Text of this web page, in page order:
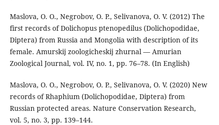
Maslova, O. O., Negrobov, O. P., Selivanova, O. V. (2012) The
first records of Dolichopus ptenopedilus (Dolichopodidae,
Diptera) from Russia and Mongolia with description of its
female. Amurskij zoologicheskij zhurnal — Amurian
Zoological Journal, vol. IV, no. 1, pp. 76–78. (In English)
Maslova, O. O., Negrobov, O. P., Selivanova, O. V. (2020) New
records of Rhaphium (Dolichopodidae, Diptera) from
Russian protected areas. Nature Conservation Research,
vol. 5, no. 3, pp. 139–144.